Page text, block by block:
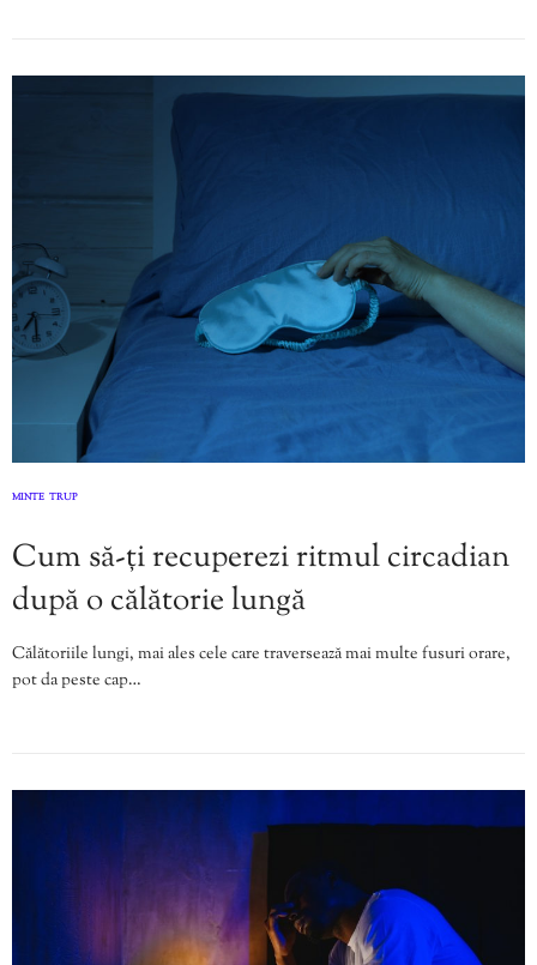
MINTE TRUP
Cum să-ți recuperezi ritmul circadian
după o călătorie lungă
Călătoriile lungi, mai ales cele care traversează mai multe fusuri orare,
pot da peste cap…